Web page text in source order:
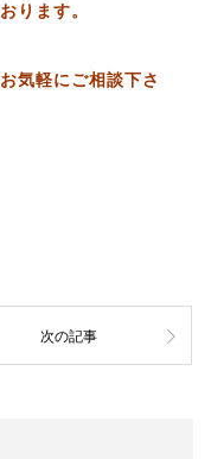
ります。
気軽にご相談下さ
次の記事